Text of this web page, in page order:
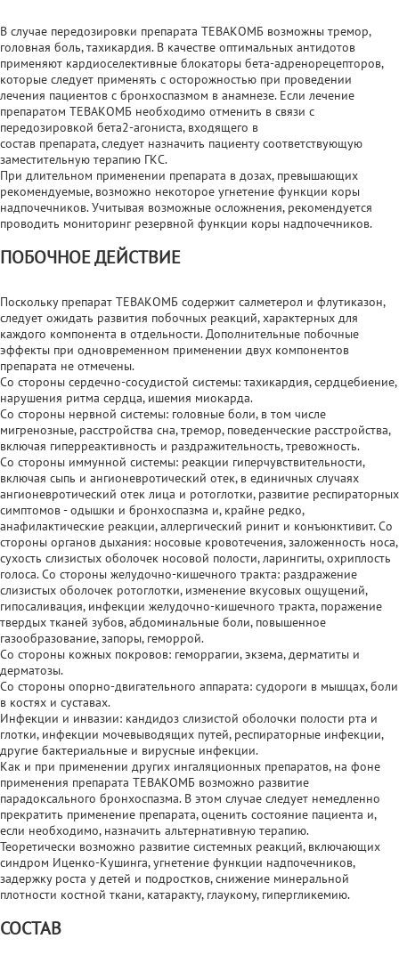
В случае передозировки препарата ТЕВАКОМБ возможны тремор,
головная боль, тахикардия. В качестве оптимальных антидотов
применяют кардиоселективные блокаторы бета-адренорецепторов,
которые следует применять с осторожностью при проведении
лечения пациентов с бронхоспазмом в анамнезе. Если лечение
препаратом ТЕВАКОМБ необходимо отменить в связи с
передозировкой бета2-агониста, входящего в
состав препарата, следует назначить пациенту соответствующую
заместительную терапию ГКС.
При длительном применении препарата в дозах, превышающих
рекомендуемые, возможно некоторое угнетение функции коры
надпочечников. Учитывая возможные осложнения, рекомендуется
проводить мониторинг резервной функции коры надпочечников.
ПОБОЧНОЕ ДЕЙСТВИЕ
Поскольку препарат ТЕВАКОМБ содержит салметерол и флутиказон,
следует ожидать развития побочных реакций, характерных для
каждого компонента в отдельности. Дополнительные побочные
эффекты при одновременном применении двух компонентов
препарата не отмечены.
Со стороны сердечно-сосудистой системы: тахикардия, сердцебиение,
нарушения ритма сердца, ишемия миокарда.
Со стороны нервной системы: головные боли, в том числе
мигренозные, расстройства сна, тремор, поведенческие расстройства,
включая гиперреактивность и раздражительность, тревожность.
Со стороны иммунной системы: реакции гиперчувствительности,
включая сыпь и ангионевротический отек, в единичных случаях
ангионевротический отек лица и ротоглотки, развитие респираторных
симптомов - одышки и бронхоспазма и, крайне редко,
анафилактические реакции, аллергический ринит и конъюнктивит. Со
стороны органов дыхания: носовые кровотечения, заложенность носа,
сухость слизистых оболочек носовой полости, ларингиты, охриплость
голоса. Со стороны желудочно-кишечного тракта: раздражение
слизистых оболочек ротоглотки, изменение вкусовых ощущений,
гипосаливация, инфекции желудочно-кишечного тракта, поражение
твердых тканей зубов, абдоминальные боли, повышенное
газообразование, запоры, геморрой.
Со стороны кожных покровов: геморрагии, экзема, дерматиты и
дерматозы.
Со стороны опорно-двигательного аппарата: судороги в мышцах, боли
в костях и суставах.
Инфекции и инвазии: кандидоз слизистой оболочки полости рта и
глотки, инфекции мочевыводящих путей, респираторные инфекции,
другие бактериальные и вирусные инфекции.
Как и при применении других ингаляционных препаратов, на фоне
применения препарата ТЕВАКОМБ возможно развитие
парадоксального бронхоспазма. В этом случае следует немедленно
прекратить применение препарата, оценить состояние пациента и,
если необходимо, назначить альтернативную терапию.
Теоретически возможно развитие системных реакций, включающих
синдром Иценко-Кушинга, угнетение функции надпочечников,
задержку роста у детей и подростков, снижение минеральной
плотности костной ткани, катаракту, глаукому, гипергликемию.
СОСТАВ